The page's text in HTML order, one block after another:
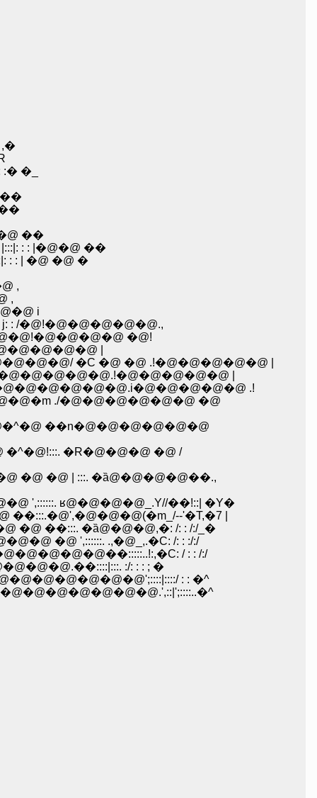
,�
�_
.��
�@ ��
: : |�@�@ ��
: : | �@ �@ �
,
,
i
: /�@!�@�@�@�@�@.,
�@!
|
�C �@ �@ .!�@�@�@�@�@ |
|
.!
./�@�@�@�@�@�@ �@
��n�@�@�@�@�@�@
�R�@�@�@ �@ /
�@ �@ | :::. �ȁ@�@�@�@��.,
',::::::. ʁ@�@�@�@_.Y//��!::| �Y�
'�T,�7 |
�@ ��:::. �ȁ@�@�@,�: /: : /:/_�
�@ ',::::::. .,�@_,.�C: /: : :/:/
/ : : /:/
:/: : : ; �
: : �^